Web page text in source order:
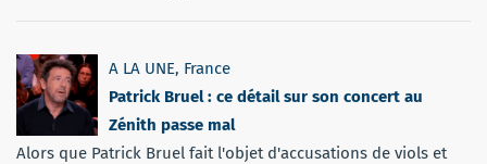
A LA UNE, France
Patrick Bruel : ce détail sur son concert au
Zénith passe mal
Alors que Patrick Bruel fait l'objet d'accusations de viols et